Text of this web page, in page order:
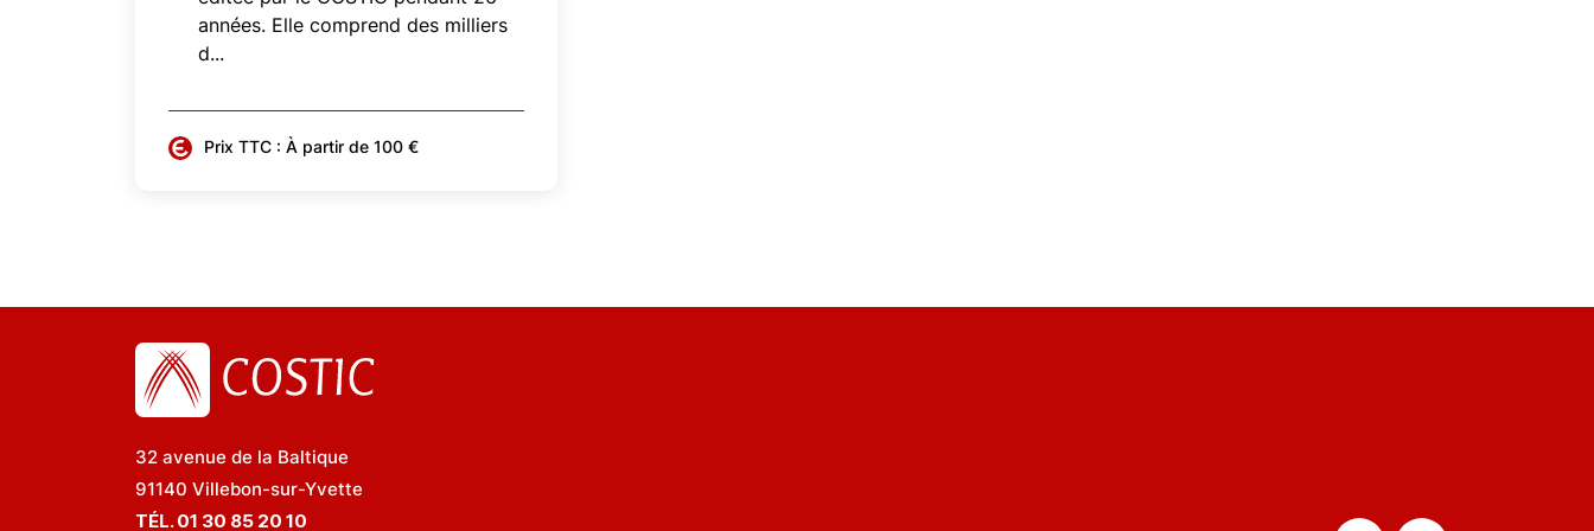
années. Elle comprend des milliers
d...
Prix TTC : À partir de 100 €
32 avenue de la Baltique
91140 Villebon-sur-Yvette
TÉL. 01 30 85 20 10